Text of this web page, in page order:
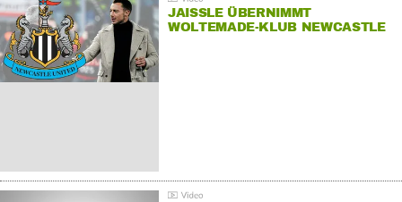
JAISSLE ÜBERNIMMT
WOLTEMADE-KLUB NEWCASTLE